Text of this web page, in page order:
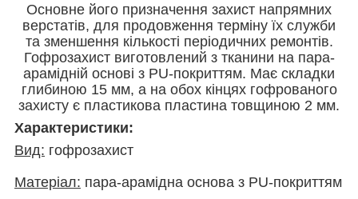
Основне його призначення захист напрямних
верстатів, для продовження терміну їх служби
та зменшення кількості періодичних ремонтів.
Гофрозахист виготовлений з тканини на пара-
арамідній основі з PU-покриттям. Має складки
глибиною 15 мм, а на обох кінцях гофрованого
захисту є пластикова пластина товщиною 2 мм.
Характеристики:
Вид: гофрозахист
Матеріал: пара-арамідна основа з PU-покриттям